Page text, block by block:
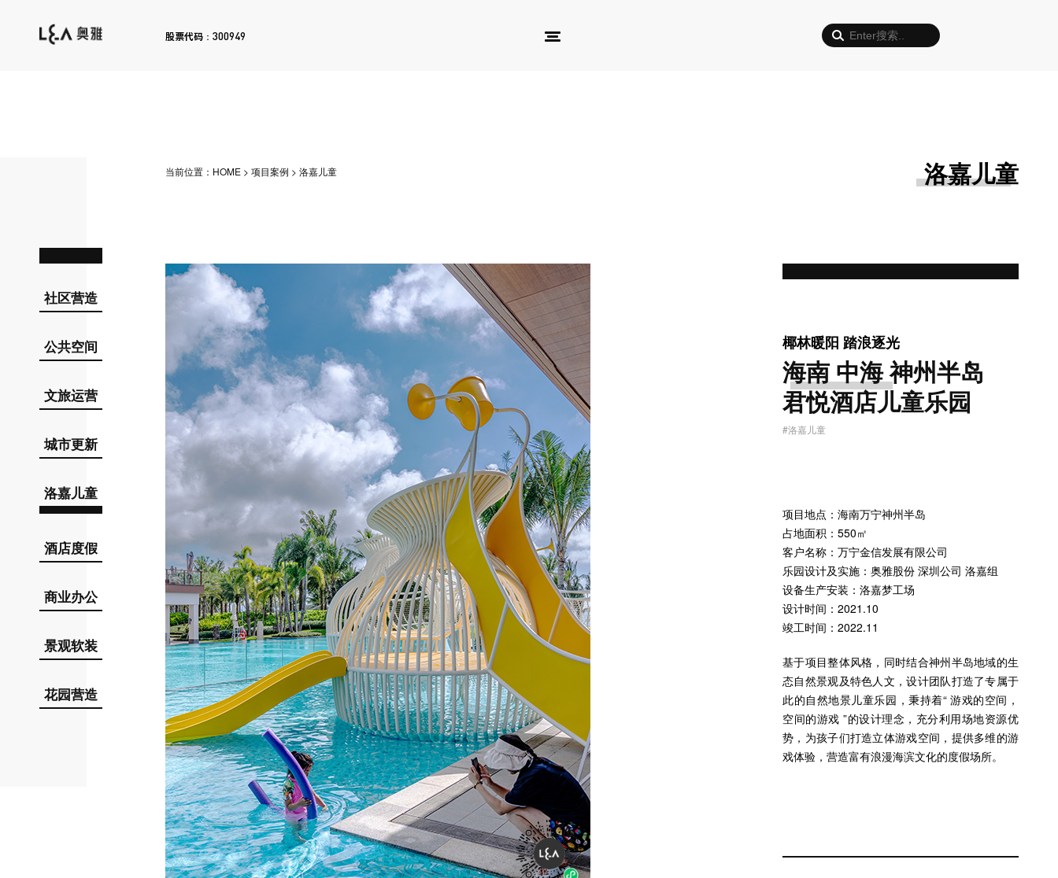
股票代码： 300949
社区营造
公共空间
文旅运营
城市更新
洛嘉儿童
酒店度假
商业办公
景观软装
花园营造
当前位置： HOME > 项目案例 > 洛嘉儿童 洛嘉儿童
椰林暖阳 踏浪逐光
海南 中海 神州半岛
君悦酒店儿童乐园
#洛嘉儿童
项目地点：海南万宁神州半岛
占地面积：550㎡
客户名称：万宁金信发展有限公司
乐园设计及实施：奥雅股份 深圳公司 洛嘉组
设备生产安装：洛嘉梦工场
设计时间：2021.10
竣工时间：2022.11
基于项目整体风格，同时结合神州半岛地域的生
态自然景观及特色人文，设计团队打造了专属于
此的自然地景儿童乐园，秉持着“ 游戏的空间，
空间的游戏 ”的设计理念，充分利用场地资源优
势，为孩子们打造立体游戏空间，提供多维的游
戏体验，营造富有浪漫海滨文化的度假场所。